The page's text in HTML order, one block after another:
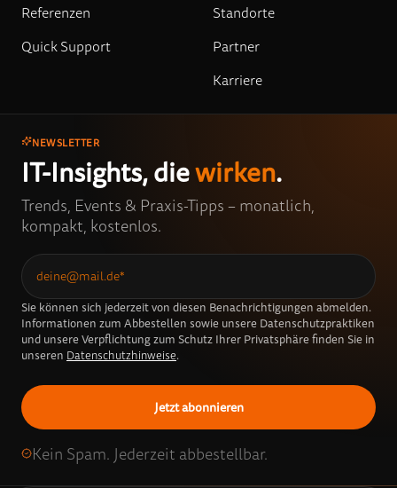
Referenzen
Quick Support
Standorte
Partner
Karriere
NEWSLETTER
IT-Insights, diewirken.
Trends, Events & Praxis-Tipps – monatlich,
kompakt, kostenlos.
Sie können sich jederzeit von diesen Benachrichtigungen abmelden.
Informationen zum Abbestellen sowie unsere Datenschutzpraktiken
und unsere Verpflichtung zum Schutz Ihrer Privatsphäre finden Sie in
unseren Datenschutzhinweise.
Kein Spam. Jederzeit abbestellbar.